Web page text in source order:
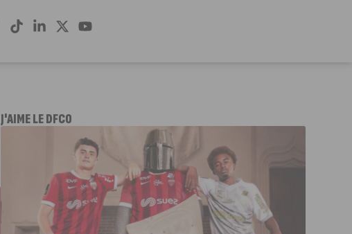
J'AIME LE DFCO